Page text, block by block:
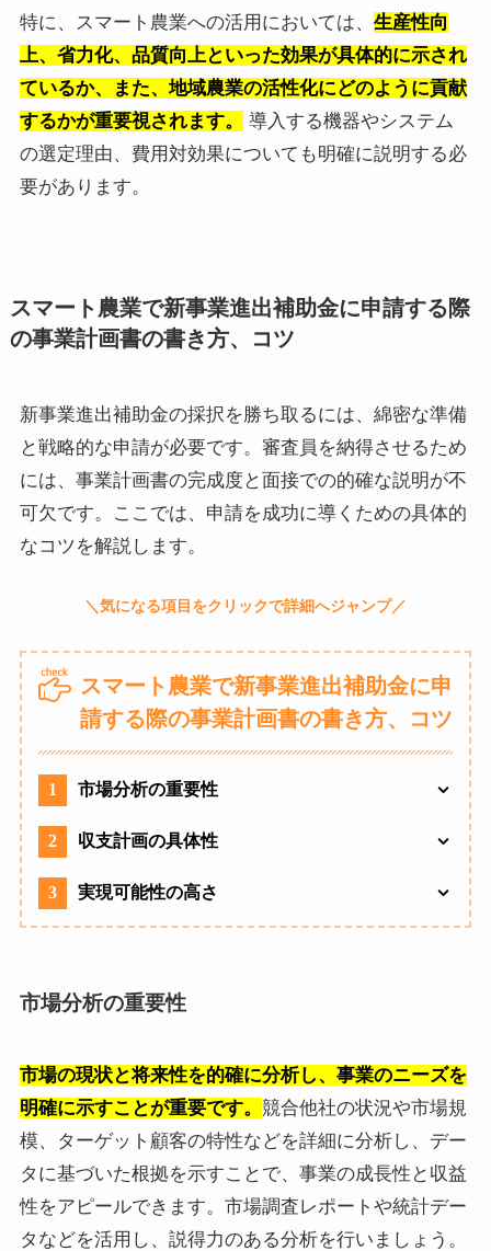
特に、スマート農業への活用においては、 生産性向
上、省力化、品質向上といった効果が具体的に示され
ているか、また、地域農業の活性化にどのように貢献
するかが重要視されます。
導入する機器やシステム
の選定理由、費用対効果についても明確に説明する必
要があります。
スマート農業で新事業進出補助金に申請する際
の事業計画書の書き方、コツ
新事業進出補助金の採択を勝ち取るには、綿密な準備
と戦略的な申請が必要です。審査員を納得させるため
には、事業計画書の完成度と面接での的確な説明が不
可欠です。ここでは、申請を成功に導くための具体的
なコツを解説します。
スマート農業で新事業進出補助金に申
請する際の事業計画書の書き方、コツ
1 市場分析の重要性
2 収支計画の具体性
3 実現可能性の高さ
市場分析の重要性
市場の現状と将来性を的確に分析し、事業のニーズを
明確に示すことが重要です。 競合他社の状況や市場規
模、ターゲット顧客の特性などを詳細に分析し、デー
タに基づいた根拠を示すことで、事業の成長性と収益
性をアピールできます。市場調査レポートや統計デー
タなどを活用し、説得力のある分析を行いましょう。